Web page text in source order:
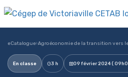
eCatalogue›Agroéconomie de la transition vers
En classe 3 h 09 février 2024 (